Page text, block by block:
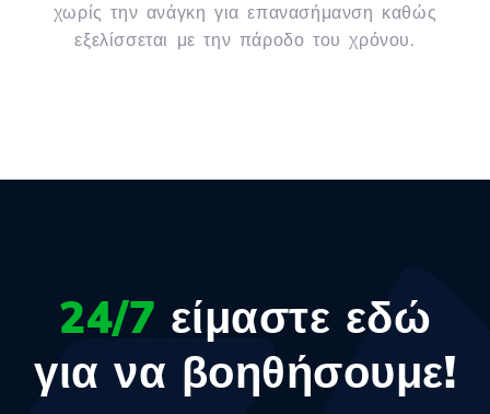
χωρίς την ανάγκη για επανασήμανση καθώς
εξελίσσεται με την πάροδο του χρόνου.
24/7 είμαστε εδώ
για να βοηθήσουμε!